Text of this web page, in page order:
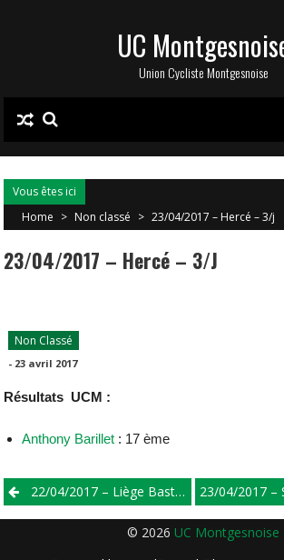
UC
Union Cycliste Montgesnoise
Vous êtes ici
Home > Non classé > 23/04/2017 – Hercé – 3/j
23/04/2017 – Hercé – 3/j
Non Classé
- 23 avril 2017
Résultats UCM :
Anthony Barillet : 17 ème
Post
navigation
22/04/2017 – Liège Bastogne Liège 23/04/2017 – Saint Malo Des 3
© 2026 UC Montgesnoise